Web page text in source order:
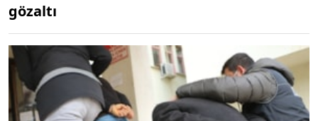
gözaltı